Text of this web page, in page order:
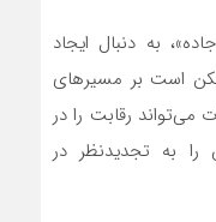
به دنبال ایجاد
است بر مسیرهای
می‌تواند رقابت را در
به تجدیدنظر در